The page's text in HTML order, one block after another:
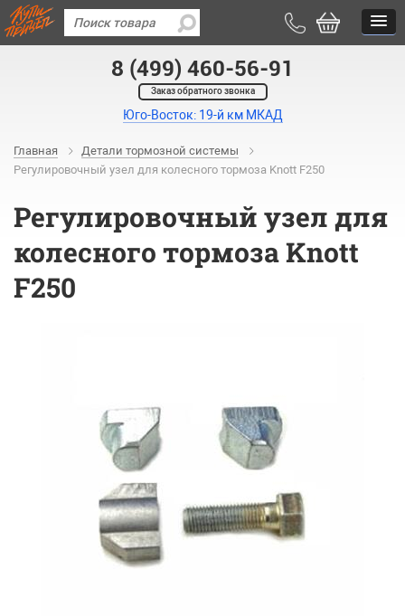
8 (499) 460-56-91
Заказ обратного звонка
Юго-Восток: 19-й км МКАД
Главная
Детали тормозной системы
Регулировочный узел для колесного тормоза Knott F250
Регулировочный узел для
колесного тормоза Knott
F250